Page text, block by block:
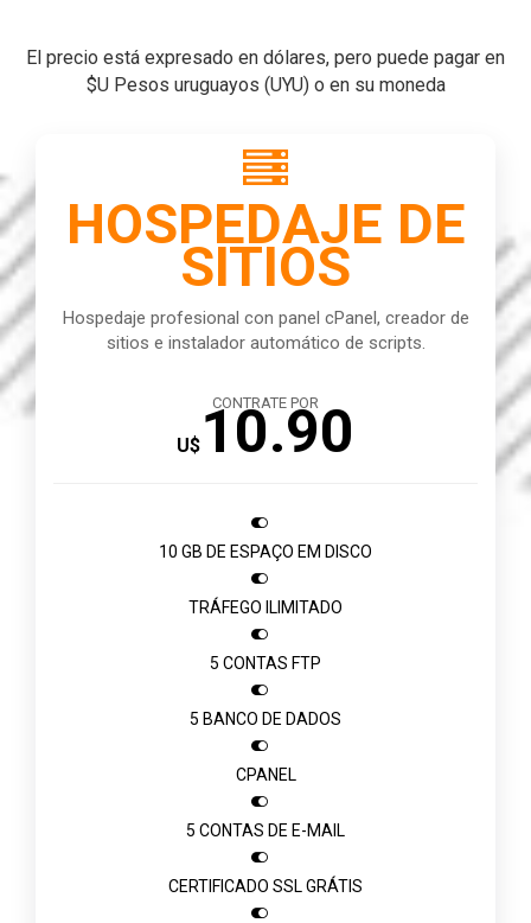
El precio está expresado en dólares, pero puede pagar en
$U Pesos uruguayos (UYU) o en su moneda

HOSPEDAJE DE
SITIOS
Hospedaje profesional con panel cPanel, creador de
sitios e instalador automático de scripts.
CONTRATE POR
U$ 10.90

10 GB DE ESPAÇO EM DISCO

TRÁFEGO ILIMITADO

5 CONTAS FTP

5 BANCO DE DADOS

CPANEL

5 CONTAS DE E-MAIL

CERTIFICADO SSL GRÁTIS
